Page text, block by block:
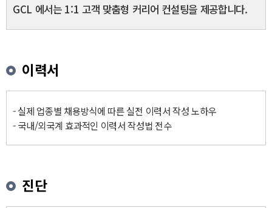
GCL 에서는 1:1 고객 맞춤형 커리어 컨설팅을 제공합니다.
이력서
- 실제 업종별 채용방식에 따른 실전 이력서 작성 노하우
- 국내/외국계 효과적인 이력서 작성법 전수
진단